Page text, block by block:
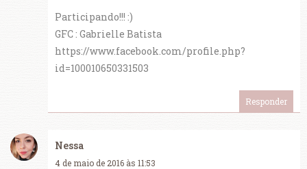
Participando!!! :)
GFC : Gabrielle Batista
https://www.facebook.com/profile.php?
id=100010650331503
Responder
Nessa
4 de maio de 2016 às 11:53